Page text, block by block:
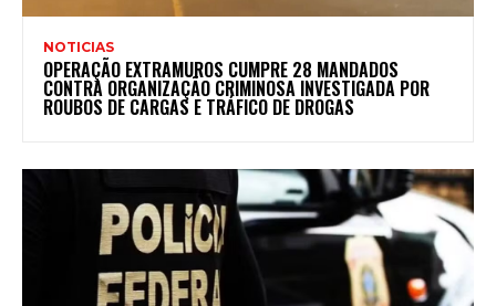
NOTICIAS
OPERAÇÃO EXTRAMUROS CUMPRE 28 MANDADOS
CONTRA ORGANIZAÇÃO CRIMINOSA INVESTIGADA POR
ROUBOS DE CARGAS E TRÁFICO DE DROGAS